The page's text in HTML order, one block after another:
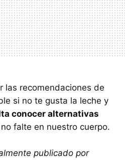
las recomendaciones de
si no te gusta la leche y
conocer alternativas
falte en nuestro cuerpo.
publicado por